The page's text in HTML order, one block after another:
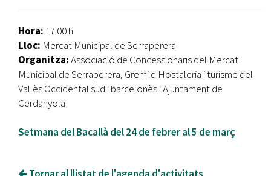
Hora: 17.00 h
Lloc: Mercat Municipal de Serraperera
Organitza:Associació de Concessionaris del Mercat
Municipal de Serraperera, Gremi d'Hostaleria i turisme del
Vallès Occidental sud i barcelonès i Ajuntament de
Cerdanyola
Setmana del Bacallà del 24 de febrer al 5 de març